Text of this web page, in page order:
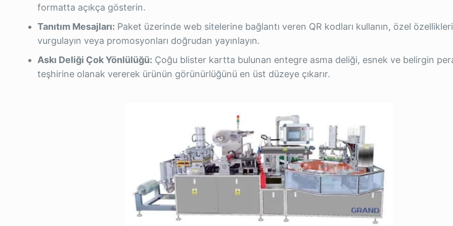
formatta açıkça gösterin.
Tanıtım Mesajları: Paket üzerinde web sitelerine bağlantı veren QR kodları kullanın, özel özellikleri
vurgulayın veya promosyonları doğrudan yayınlayın.
Askı Deliği Çok Yönlülüğü: Çoğu blister kartta bulunan entegre asma deliği, esnek ve belirgin
teşhirine olanak vererek ürünün görünürlüğünü en üst düzeye çıkarır.